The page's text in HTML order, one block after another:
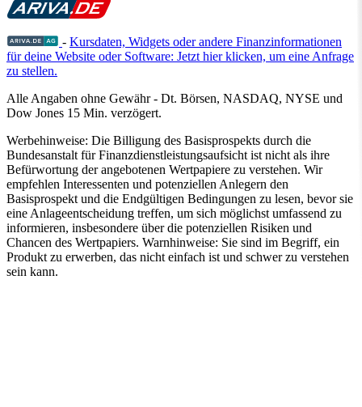
- Kursdaten, Widgets oder andere Finanzinformationen
für deine Website oder Software: Jetzt hier klicken, um eine Anfrage
zu stellen.
Alle Angaben ohne Gewähr - Dt. Börsen, NASDAQ, NYSE und
Dow Jones 15 Min. verzögert.
Werbehinweise: Die Billigung des Basisprospekts durch die
Bundesanstalt für Finanzdienstleistungsaufsicht ist nicht als ihre
Befürwortung der angebotenen Wertpapiere zu verstehen. Wir
empfehlen Interessenten und potenziellen Anlegern den
Basisprospekt und die Endgültigen Bedingungen zu lesen, bevor sie
eine Anlageentscheidung treffen, um sich möglichst umfassend zu
informieren, insbesondere über die potenziellen Risiken und
Chancen des Wertpapiers. Warnhinweise: Sie sind im Begriff, ein
Produkt zu erwerben, das nicht einfach ist und schwer zu verstehen
sein kann.